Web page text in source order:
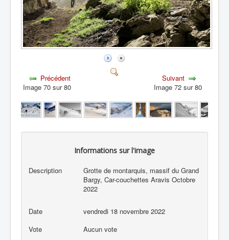
Précédent
Image 70 sur 80
Suivant
Image 72 sur 80
Informations sur l'image
Description
Grotte de montarquis, massif du Grand
Bargy, Car-couchettes Aravis Octobre
2022
Date
vendredi 18 novembre 2022
Vote
Aucun vote